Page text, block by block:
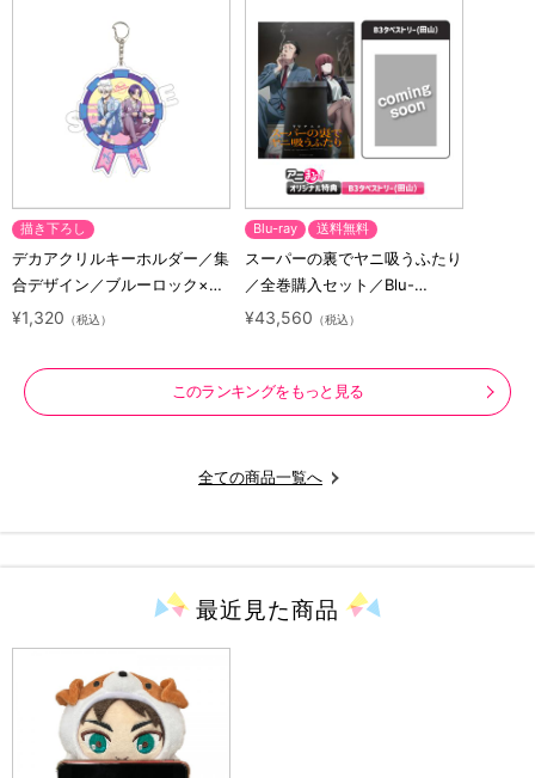
描き下ろし
デカアクリルキーホルダー／集
合デザイン／ブルーロック×サ
ンリオキャラクターズ
¥1,320 （税込）
Blu-ray 送料無料
スーパーの裏でヤニ吸うふたり
／全巻購入セット／Blu-
ray（アニまるっ！オリジナル
¥43,560 （税込）
このランキングをもっと見る
全ての商品一覧へ
最近見た商品